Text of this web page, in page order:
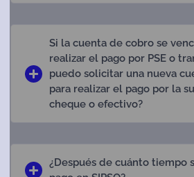
Si la cuenta de cobro se
realizar el pago por PSE o
puedo solicitar una nueva
para realizar el pago por la
cheque o efectivo?
¿Después de cuánto tiempo